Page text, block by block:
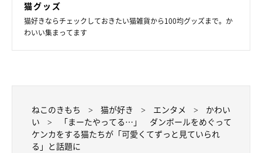
は示し合わせたかのように一緒です（笑） 2匹が窓辺で揃って
気持ちよさそうに日向ぼっこをしている姿は、何回見ても癒され
猫グッズ
猫好きならチェックしておきたい猫雑貨から100均グッズまで。か
わいい集まってます
ねこのきもち 猫が好き エンタメ
かわい
い
「まーたやってる…」 ダンボールをめぐって
ケンカをする猫たちが「可愛くてずっと見ていられ
る」と話題に